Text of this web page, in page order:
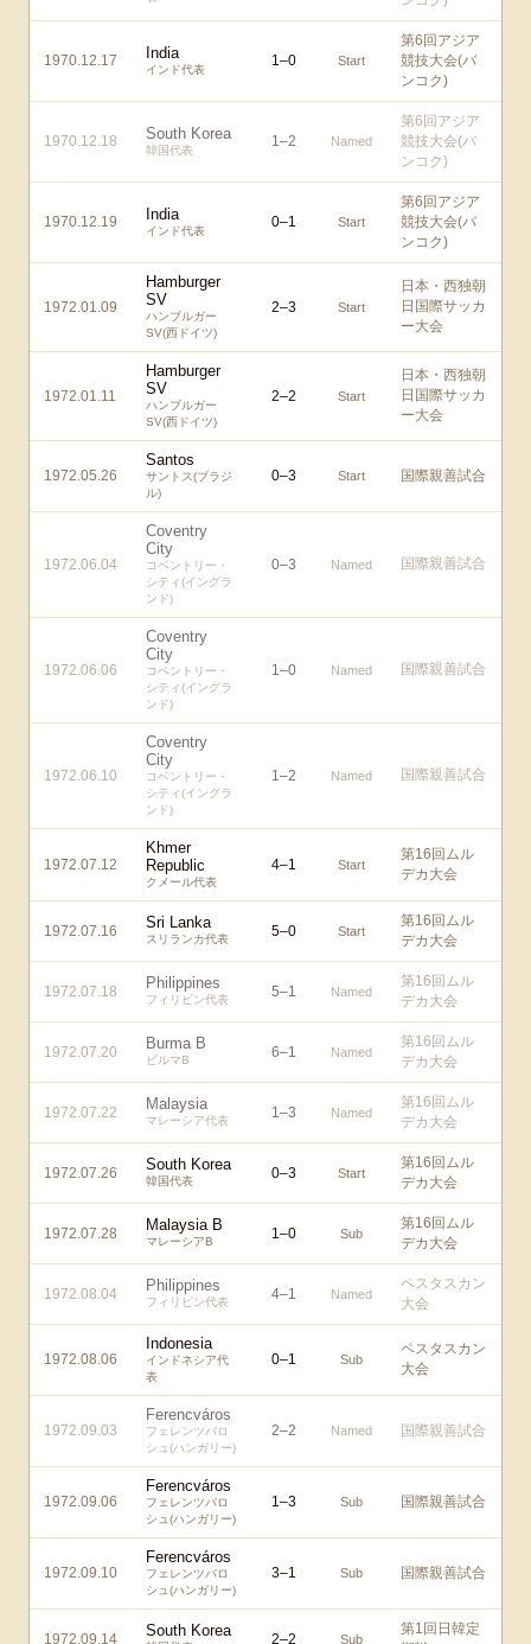
1970.12.17 India
インド代表
1–0 Start
第6回アジア
競技大会(バ
ンコク)
1970.12.18 South Korea
韓国代表
1–2 Named
第6回アジア
競技大会(バ
ンコク)
1970.12.19 India
インド代表
0–1 Start
第6回アジア
競技大会(バ
ンコク)
1972.01.09
Hamburger
SV
ハンブルガー
SV(西ドイツ)
2–3 Start
日本・西独朝
日国際サッカ
ー大会
1972.01.11
Hamburger
SV
ハンブルガー
SV(西ドイツ)
2–2 Start
日本・西独朝
日国際サッカ
ー大会
1972.05.26
Santos
サントス(ブラジ
ル)
0–3 Start 国際親善試合
1972.06.04
Coventry
City
コベントリー・
シティ(イングラ
ンド)
0–3 Named 国際親善試合
1972.06.06
Coventry
City
コベントリー・
シティ(イングラ
ンド)
1–0 Named 国際親善試合
1972.06.10
Coventry
City
コベントリー・
シティ(イングラ
ンド)
1–2 Named 国際親善試合
1972.07.12
Khmer
Republic
クメール代表
4–1 Start
第16回ムル
デカ大会
1972.07.16 Sri Lanka
スリランカ代表 5–0 Start
第16回ムル
デカ大会
1972.07.18 Philippines
フィリピン代表 5–1 Named
第16回ムル
デカ大会
1972.07.20 Burma B
ビルマB 6–1 Named
第16回ムル
デカ大会
1972.07.22 Malaysia
マレーシア代表 1–3 Named
第16回ムル
デカ大会
1972.07.26 South Korea
韓国代表 0–3 Start
第16回ムル
デカ大会
1972.07.28 Malaysia B
マレーシアB 1–0 Sub
第16回ムル
デカ大会
1972.08.04 Philippines
フィリピン代表 4–1 Named
ペスタスカン
大会
1972.08.06
Indonesia
インドネシア代
表
0–1 Sub
ペスタスカン
大会
1972.09.03
Ferencváros
フェレンツバロ
シュ(ハンガリー)
2–2 Named 国際親善試合
1972.09.06
Ferencváros
フェレンツバロ
シュ(ハンガリー)
1–3 Sub 国際親善試合
1972.09.10
Ferencváros
フェレンツバロ
シュ(ハンガリー)
3–1 Sub 国際親善試合
1972.09.14 South Korea 2–2 Sub
第1回日韓定